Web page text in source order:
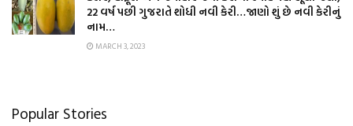
22 વર્ષ પછી ગુજરાતે શોધી નવી કેરી…જાણો શું છે નવી કેરીનું
નામ…
MARCH 3, 2023
Popular Stories